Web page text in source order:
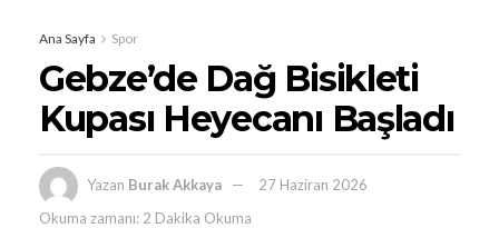
Ana Sayfa Spor
Gebze’de Dağ Bisikleti
Kupası Heyecanı Başladı
Yazan Burak Akkaya
27 Haziran 2026
Okuma zamanı: 2 Dakika Okuma